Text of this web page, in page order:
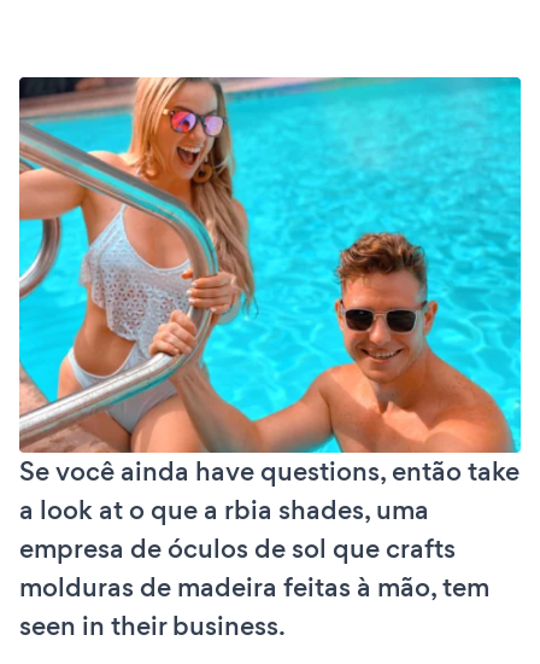
Se você ainda have questions, então take
a look at o que a rbia shades, uma
empresa de óculos de sol que crafts
molduras de madeira feitas à mão, tem
seen in their business.